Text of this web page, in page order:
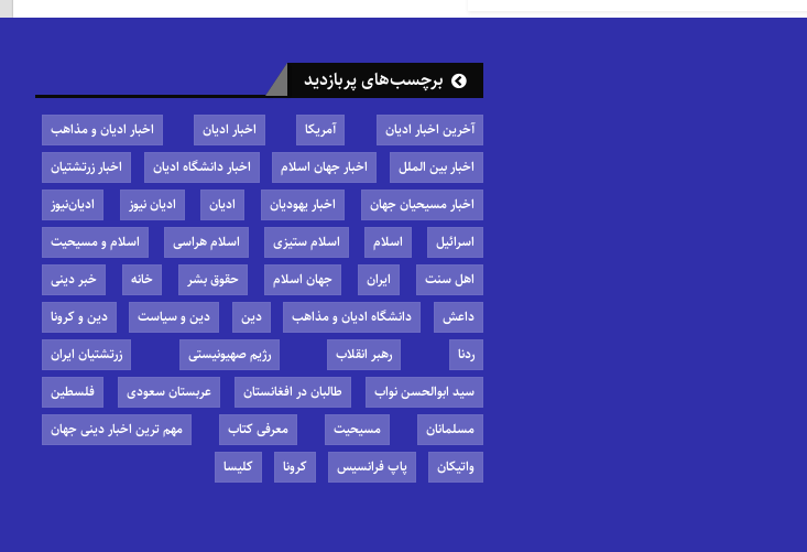
برچسب‌های پربازدید
آخرین اخبار ادیان آمریکا اخبار ادیان
اخبار ادیان و مذاهب
اخبار بین الملل
اخبار جهان اسلام اخبار دانشگاه ادیان
اخبار زرتشتیان
اخبار مسیحیان جهان
اخبار یهودیان ادیان ادیان نیوز
ادیان‌نیوز
اسرائیل
اسلام اسلام ستیزی اسلام هراسی
اسلام و مسیحیت
اهل سنت
ایران جهان اسلام حقوق بشر خانه
خبر دینی
داعش
دانشگاه ادیان و مذاهب دین دین و سیاست
دین و کرونا
ردنا
رهبر انقلاب رژیم صهیونیستی
زرتشتیان ایران
سید ابوالحسن نواب
طالبان در افغانستان عربستان سعودی
فلسطین
مسلمانان
مسیحیت معرفی کتاب
مهم ترین اخبار دینی جهان
واتیکان
پاپ فرانسیس کرونا کلیسا